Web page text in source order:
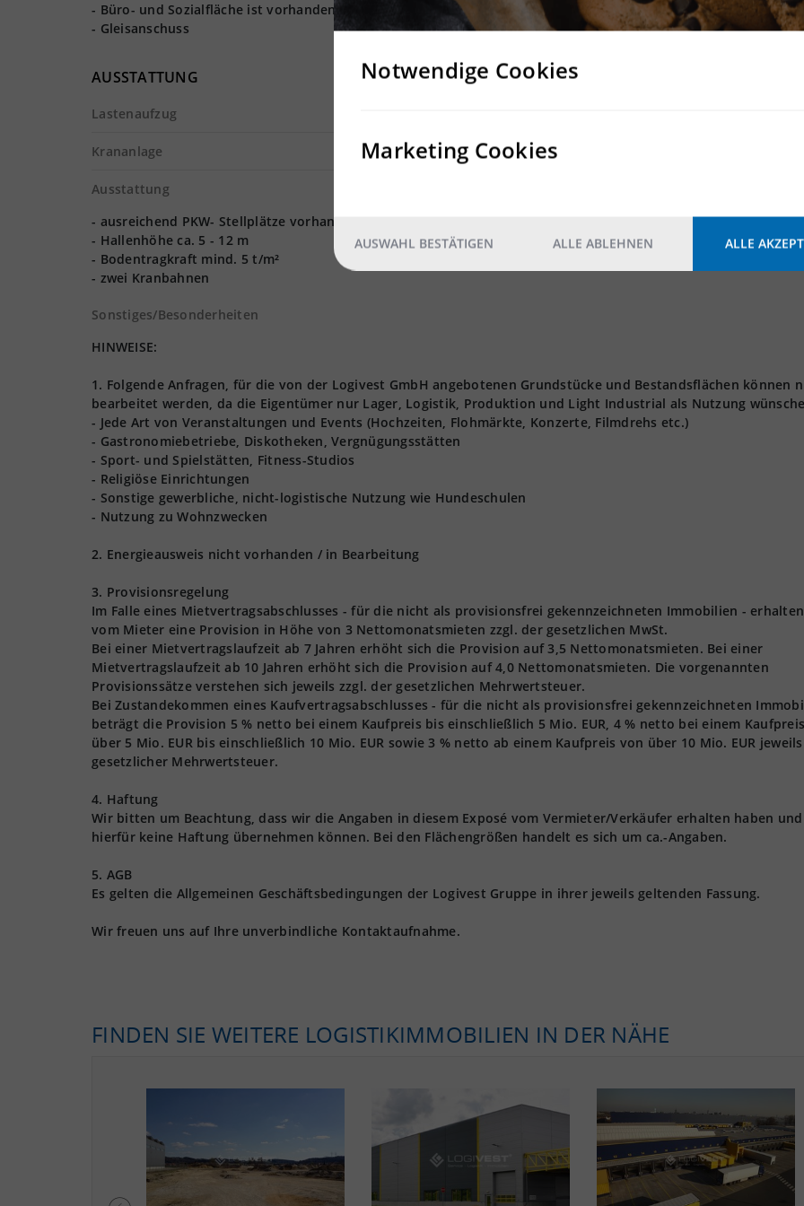
- Büro- und Sozialfläche ist vorhanden
- Gleisanschuss
AUSSTATTUNG
Lastenaufzug
Krananlage
Ausstattung
- ausreichend PKW- Stellplätze vorhanden
- Hallenhöhe ca. 5 - 12 m
- Bodentragkraft mind. 5 t/m²
- zwei Kranbahnen
Sonstiges/Besonderheiten
HINWEISE:
1. Folgende Anfragen, für die von der Logivest GmbH angebotenen Grundstücke und Bestandsflächen können
bearbeitet werden, da die Eigentümer nur Lager, Logistik, Produktion und Light Industrial als Nutzung
- Jede Art von Veranstaltungen und Events (Hochzeiten, Flohmärkte, Konzerte, Filmdrehs etc.)
- Gastronomiebetriebe, Diskotheken, Vergnügungsstätten
- Sport- und Spielstätten, Fitness-Studios
- Religiöse Einrichtungen
- Sonstige gewerbliche, nicht-logistische Nutzung wie Hundeschulen
- Nutzung zu Wohnzwecken
2. Energieausweis nicht vorhanden / in Bearbeitung
3. Provisionsregelung
Im Falle eines Mietvertragsabschlusses - für die nicht als provisionsfrei gekennzeichneten Immobilien -
vom Mieter eine Provision in Höhe von 3 Nettomonatsmieten zzgl. der gesetzlichen MwSt.
Bei einer Mietvertragslaufzeit ab 7 Jahren erhöht sich die Provision auf 3,5 Nettomonatsmieten. Bei einer
Mietvertragslaufzeit ab 10 Jahren erhöht sich die Provision auf 4,0 Nettomonatsmieten. Die vorgenannten
Provisionssätze verstehen sich jeweils zzgl. der gesetzlichen Mehrwertsteuer.
Bei Zustandekommen eines Kaufvertragsabschlusses - für die nicht als provisionsfrei gekennzeichneten
beträgt die Provision 5 % netto bei einem Kaufpreis bis einschließlich 5 Mio. EUR, 4 % netto bei einem
über 5 Mio. EUR bis einschließlich 10 Mio. EUR sowie 3 % netto ab einem Kaufpreis von über 10 Mio. EUR
gesetzlicher Mehrwertsteuer.
4. Haftung
Wir bitten um Beachtung, dass wir die Angaben in diesem Exposé vom Vermieter/Verkäufer erhalten haben und
hierfür keine Haftung übernehmen können. Bei den Flächengrößen handelt es sich um ca.-Angaben.
5. AGB
Es gelten die Allgemeinen Geschäftsbedingungen der Logivest Gruppe in ihrer jeweils geltenden Fassung.
Wir freuen uns auf Ihre unverbindliche Kontaktaufnahme.
FINDEN SIE WEITERE LOGISTIKIMMOBILIEN IN DER NÄHE
Notwendige Cookies
Marketing Cookies
AUSWAHL BESTÄTIGEN ALLE ABLEHNEN ALLE